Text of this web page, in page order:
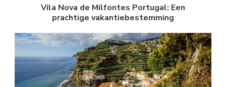
Vila Nova de Milfontes Portugal: Een
prachtige vakantiebestemming